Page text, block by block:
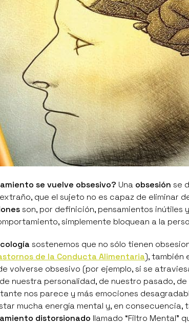
se vuelve obsesivo? Una obsesión se
que el sujeto no es capaz de eliminar
son, por definición, pensamientos inútiles
simplemente bloquean a la
sostenemos que no sólo tienen
de la Conducta Alimentaria), también
volverse obsesivo (por ejemplo, si se
nuestra personalidad, de nuestro pasado,
nos parece y más emociones
mucha energía mental y, en consecuencia,
distorsionado llamado “Filtro Mental”